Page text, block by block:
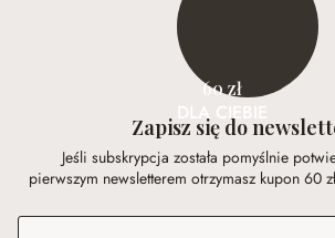
60 zł
DLA CIEBIE
Zapisz się do
Jeśli subskrypcja została pomyślnie
pierwszym newsletterem otrzymasz kupon 60
Adres e-mail